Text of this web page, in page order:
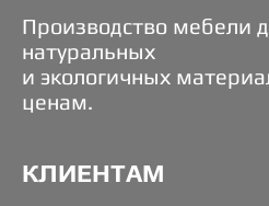
Производство мебели
натуральных
и экологичных
ценам.
КЛИЕНТАМ